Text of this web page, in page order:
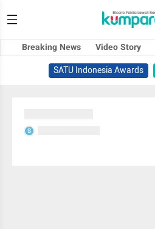
Breaking News Video Story
SATU Indonesia Awards
S